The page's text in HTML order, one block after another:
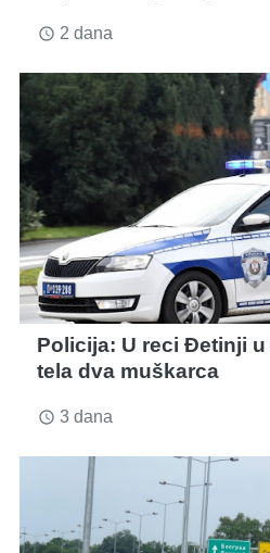
access_time 2 dana
Policija: U reci Đetinji
tela dva muškarca
access_time 3 dana